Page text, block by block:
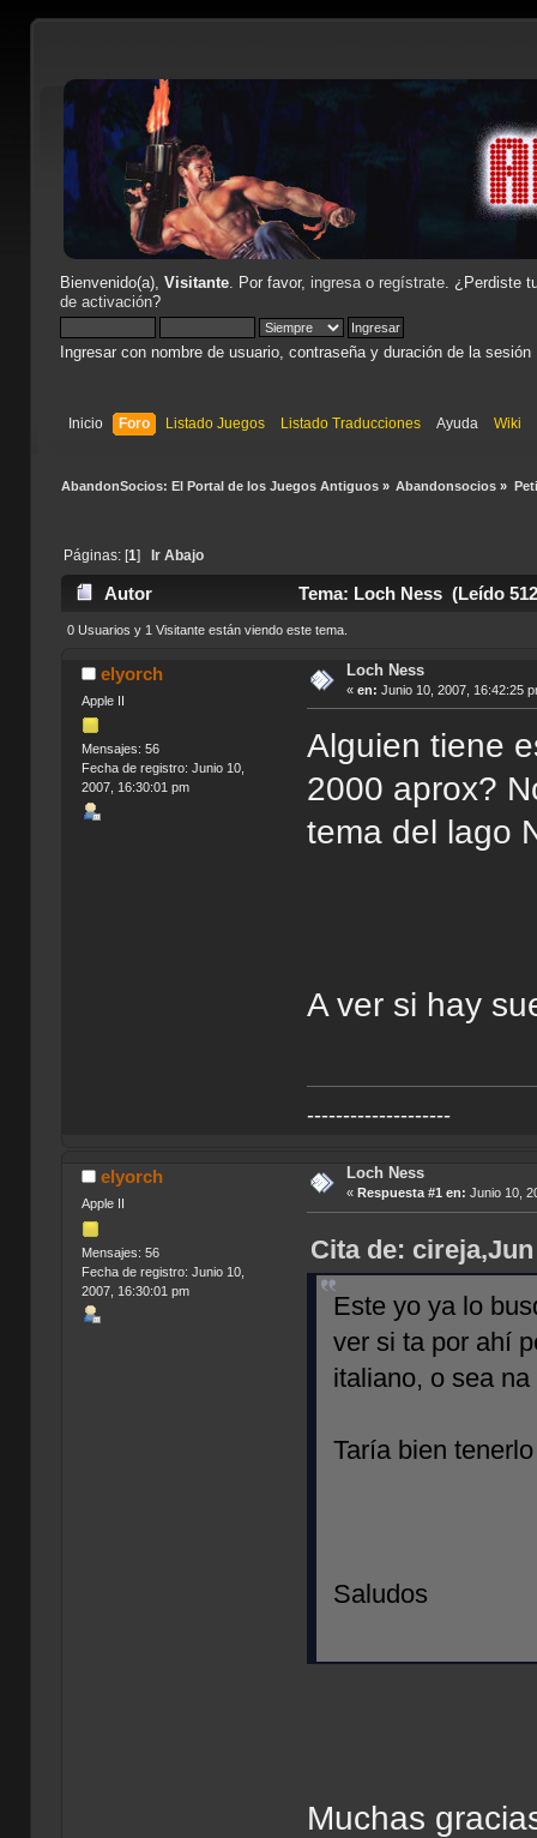
Bienvenido(a), Visitante. Por favor, ingresao regístrate. ¿Perdiste
de activación?
Ingresar con nombre de usuario, contraseña y duración de la sesión
Inicio Foro Listado Juegos Listado Traducciones Ayuda Wiki
AbandonSocios: El Portal de los Juegos Antiguos» Abandonsocios »
Páginas: [1] Ir Abajo
Autor Tema: Loch Ness (Leído
0 Usuarios y 1 Visitante están viendo este tema.
elyorch
Apple II
Mensajes: 56
Fecha de registro: Junio 10,
2007, 16:30:01 pm
Loch Ness
« en: Junio 10, 2007, 16:42:25
Alguien tiene
2000 aprox?
tema del lago
A ver si hay
--------------------
elyorch
Apple II
Mensajes: 56
Fecha de registro: Junio 10,
2007, 16:30:01 pm
Loch Ness
« Respuesta #1 en: Junio 10,
Cita de:
Este yo ya lo
ver si ta por ahí
italiano, o sea na
Taría bien
Saludos
Muchas